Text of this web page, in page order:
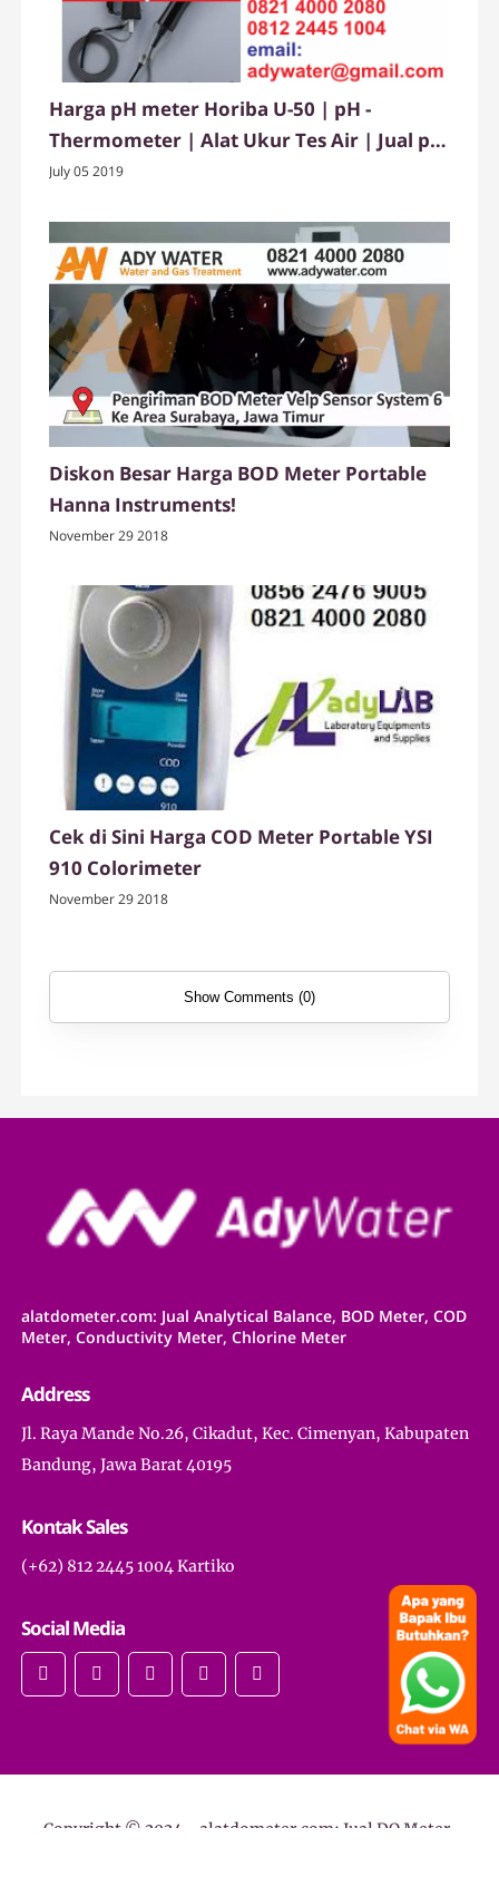
Harga pH meter Horiba U-50 | pH -
Thermometer | Alat Ukur Tes Air | Jual pH
meter di Jakarta
July 05 2019
Diskon Besar Harga BOD Meter Portable
Hanna Instruments!
November 29 2018
Cek di Sini Harga COD Meter Portable YSI
910 Colorimeter
November 29 2018
Show Comments (0)
alatdometer.com: Jual Analytical Balance, BOD Meter, COD
Meter, Conductivity Meter, Chlorine Meter
Address
Jl. Raya Mande No.26, Cikadut, Kec. Cimenyan, Kabupaten
Bandung, Jawa Barat 40195
Kontak Sales
(+62) 812 2445 1004 Kartiko
Social Media
Copyright © 2024 - alatdometer.com: Jual DO Meter,